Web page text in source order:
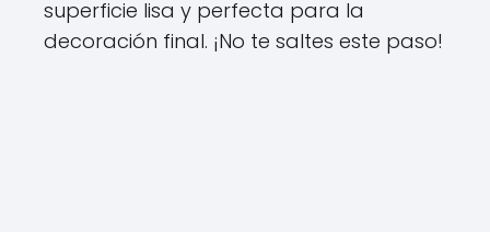
superficie lisa y perfecta para la
decoración final. ¡No te saltes este paso!